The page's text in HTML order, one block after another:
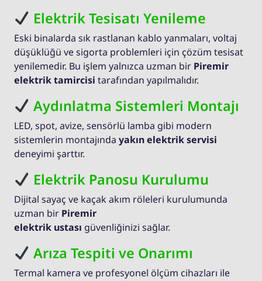
Elektrik Tesisatı Yenileme
Eski binalarda sık rastlanan kablo yanmaları, voltaj
düşüklüğü ve sigorta problemleri için çözüm tesisat
yenilemedir. Bu işlem yalnızca uzman bir Piremir
elektrik tamircisi tarafından yapılmalıdır.
Aydınlatma Sistemleri Montajı
LED, spot, avize, sensörlü lamba gibi modern
sistemlerin montajında yakın elektrik servisi
deneyimi şarttır.
Elektrik Panosu Kurulumu
Dijital sayaç ve kaçak akım röleleri kurulumunda
uzman bir Piremir
elektrik ustası güvenliğinizi sağlar.
Arıza Tespiti ve Onarımı
Termal kamera ve profesyonel ölçüm cihazları ile